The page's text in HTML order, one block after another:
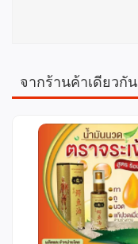
จากร้านค้าเดียวกัน